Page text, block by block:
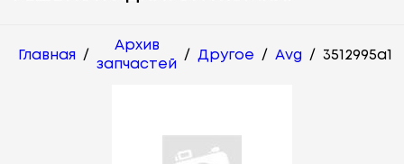
Главная /
Архив
запчастей
/ Другое / Avg / 3512995a1